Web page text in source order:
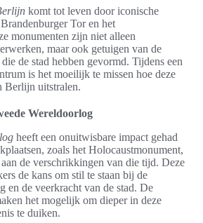
komt tot leven door iconische
Tor en het
monumenten zijn niet alleen
maar ook getuigen van de
de stad hebben gevormd. Tijdens een
is het moeilijk te missen hoe deze
Berlijn uitstralen.
Wereldoorlog
heeft een onuitwisbare impact gehad
zoals het Holocaustmonument,
de verschrikkingen van die tijd. Deze
de kans om stil te staan bij de
en de veerkracht van de stad. De
het mogelijk om dieper in deze
te duiken.